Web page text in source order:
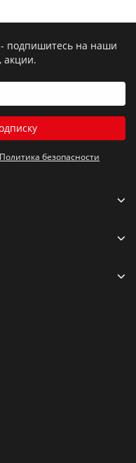
подпишитесь на наши
акции.
Политика безопасности